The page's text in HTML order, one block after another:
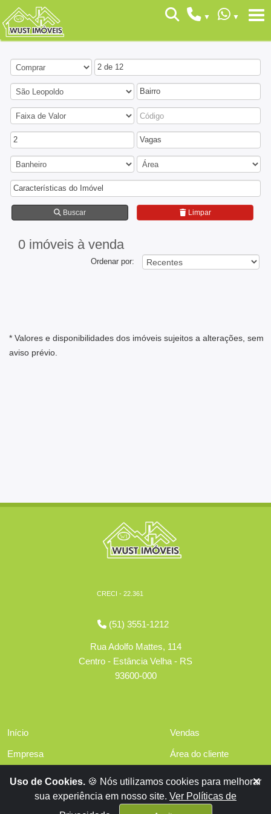
2 de 12
Bairro
2 Vagas
Características do Imóvel
Buscar Limpar
0 imóveis à venda
Ordenar por:
* Valores e disponibilidades dos imóveis sujeitos a alterações, sem
aviso prévio.
CRECI - 22.361
(51) 3551-1212
Rua Adolfo Mattes, 114
Centro - Estância Velha - RS
93600-000
Início
Empresa
Financiamentos
Vendas
Área do cliente
Contato
Uso de Cookies. 🍪 Nós utilizamos cookies para melhorar
sua experiência em nosso site. Ver Políticas de